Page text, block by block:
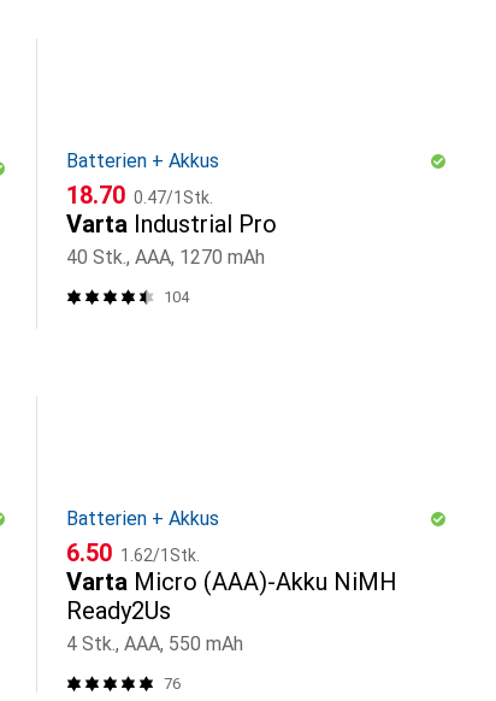
Batterien + Akkus
CHF
18.70 CHF
0.47/1Stk.
Varta Industrial Pro
40 Stk., AAA, 1270 mAh
104
Batterien + Akkus
CHF
6.50 CHF
1.62/1Stk.
Varta Micro (AAA)-Akku NiMH
Ready2Us
4 Stk., AAA, 550 mAh
76